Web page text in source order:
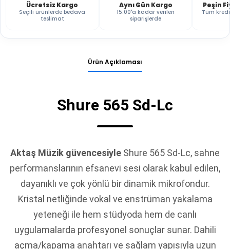
Ücretsiz Kargo
Seçili ürünlerde bedava
teslimat
Aynı Gün Kargo
15:00'a kadar verilen
siparişlerde
Peşin
Tüm
Ürün Açıklaması
Shure 565 Sd-Lc
Aktaş Müzik güvencesiyle Shure 565 Sd-Lc, sahne
performanslarının efsanevi sesi olarak kabul edilen,
dayanıklı ve çok yönlü bir dinamik mikrofondur.
Kristal netliğinde vokal ve enstrüman yakalama
yeteneği ile hem stüdyoda hem de canlı
uygulamalarda profesyonel sonuçlar sunar. Dahili
açma/kapama anahtarı ve sağlam yapısıyla uzun